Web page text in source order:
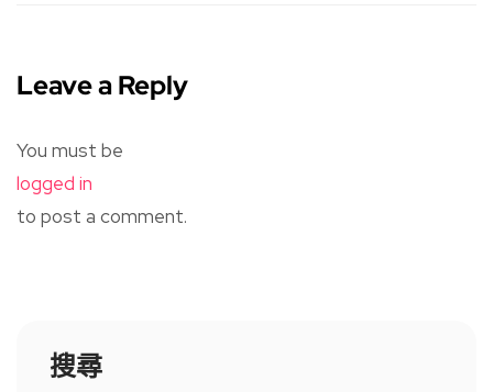
Leave a Reply
You must be
logged in
to post a comment.
搜尋